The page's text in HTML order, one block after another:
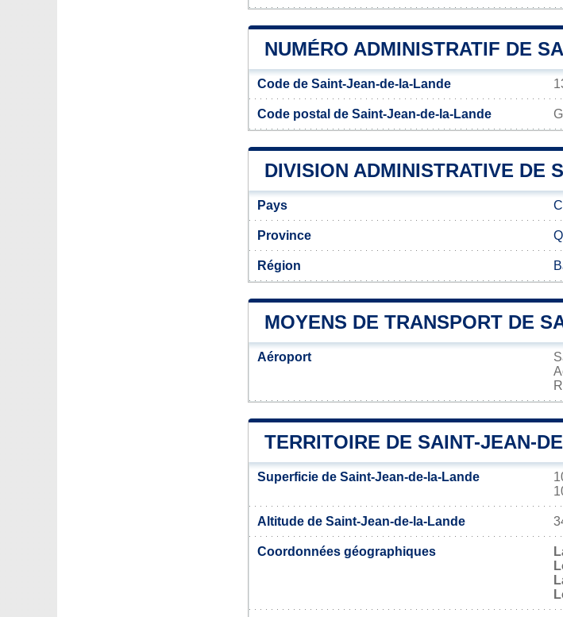
NUMÉRO ADMINISTRATIF DE
Code de Saint-Jean-de-la-Lande
Code postal de Saint-Jean-de-la-Lande
DIVISION ADMINISTRATIVE DE
Pays
Province
Région
MOYENS DE TRANSPORT DE
Aéroport
TERRITOIRE DE SAINT-JEAN-
Superficie de Saint-Jean-de-la-Lande
Altitude de Saint-Jean-de-la-Lande
Coordonnées géographiques